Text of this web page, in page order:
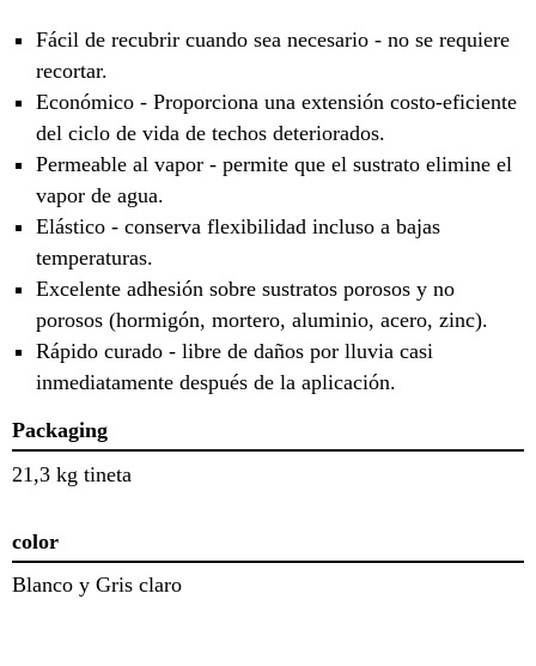
Fácil de recubrir cuando sea necesario - no se requiere
recortar.
Económico - Proporciona una extensión costo-eficiente
del ciclo de vida de techos deteriorados.
Permeable al vapor - permite que el sustrato elimine el
vapor de agua.
Elástico - conserva flexibilidad incluso a bajas
temperaturas.
Excelente adhesión sobre sustratos porosos y no
porosos (hormigón, mortero, aluminio, acero, zinc).
Rápido curado - libre de daños por lluvia casi
inmediatamente después de la aplicación.
Packaging
21,3 kg tineta
color
Blanco y Gris claro